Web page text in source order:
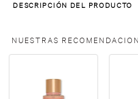
DESCRIPCIÓN DEL PRODUCTO
NUESTRAS